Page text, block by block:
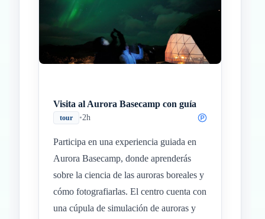
Visita al Aurora Basecamp con guía
tour •2h
Participa en una experiencia guiada en
Aurora Basecamp, donde aprenderás
sobre la ciencia de las auroras boreales y
cómo fotografiarlas. El centro cuenta con
una cúpula de simulación de auroras y